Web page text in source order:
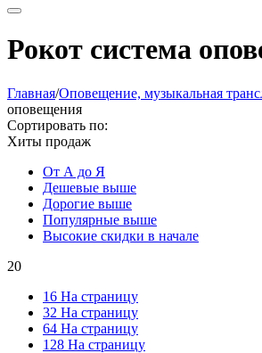
Рокот система
Главная/Оповещение, музыкальная
оповещения
Сортировать по:
Хиты продаж
От А до Я
Дешевые выше
Дорогие выше
Популярные выше
Высокие скидки в начале
20
16 На страницу
32 На страницу
64 На страницу
128 На страницу